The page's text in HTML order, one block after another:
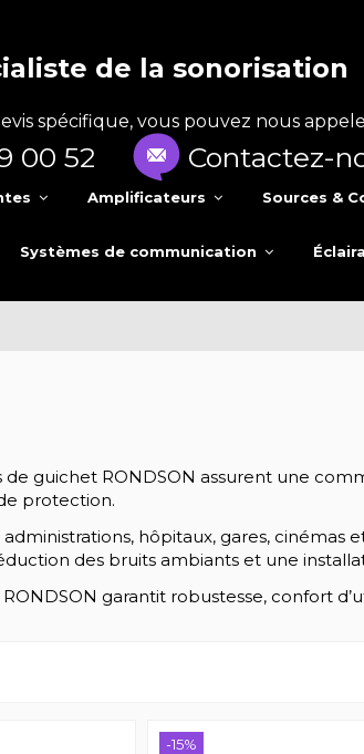
de la sonorisation
spécifique, vous pouvez nous
00 52 Contactez-
Amplificateurs Sources &
Systèmes de communication
de guichet RONDSON assurent une
protection.
hôpitaux, gares, cinémas
des bruits ambiants et une
garantit robustesse, confort
-15%